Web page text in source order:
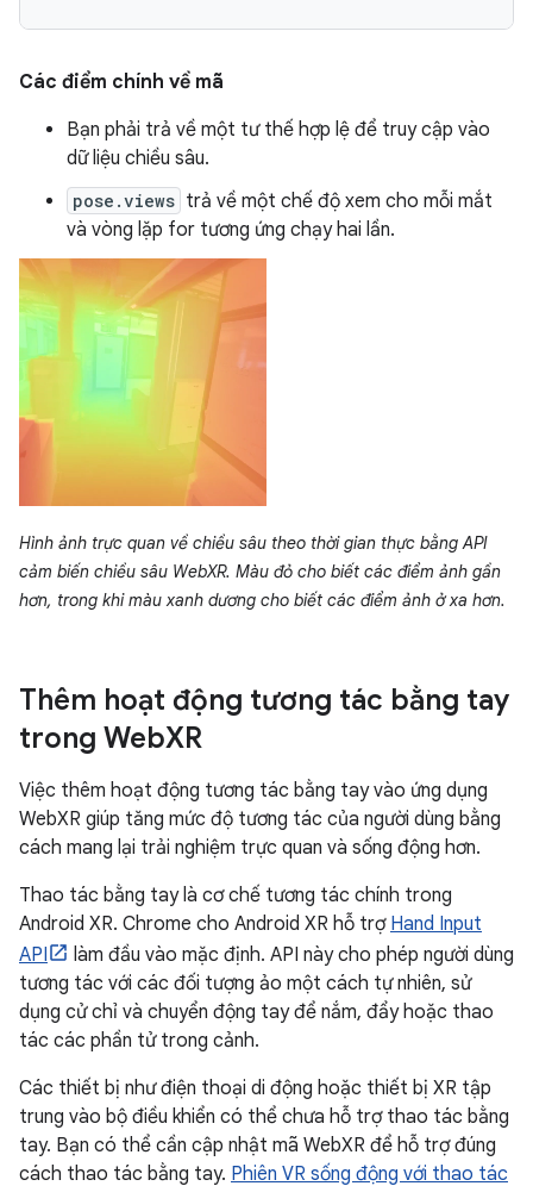
Các điểm chính về mã
Bạn phải trả về một tư thế hợp lệ để truy cập vào
dữ liệu chiều sâu.
pose.views trả về một chế độ xem cho mỗi mắt
và vòng lặp for tương ứng chạy hai lần.
Hình ảnh trực quan về chiều sâu theo thời gian thực bằng API
cảm biến chiều sâu WebXR. Màu đỏ cho biết các điểm ảnh gần
hơn, trong khi màu xanh dương cho biết các điểm ảnh ở xa hơn.
Thêm hoạt động tương tác bằng tay
trong WebXR
Việc thêm hoạt động tương tác bằng tay vào ứng dụng
WebXR giúp tăng mức độ tương tác của người dùng bằng
cách mang lại trải nghiệm trực quan và sống động hơn.
Thao tác bằng tay là cơ chế tương tác chính trong
Android XR. Chrome cho Android XR hỗ trợ Hand Input
API
làm đầu vào mặc định. API này cho phép người dùng
tương tác với các đối tượng ảo một cách tự nhiên, sử
dụng cử chỉ và chuyển động tay để nắm, đẩy hoặc thao
tác các phần tử trong cảnh.
Các thiết bị như điện thoại di động hoặc thiết bị XR tập
trung vào bộ điều khiển có thể chưa hỗ trợ thao tác bằng
tay. Bạn có thể cần cập nhật mã WebXR để hỗ trợ đúng
cách thao tác bằng tay. Phiên VR sống động với thao tác